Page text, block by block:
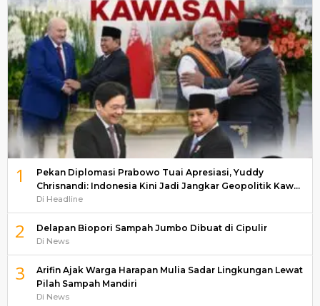
1
Pekan Diplomasi Prabowo Tuai Apresiasi, Yuddy
Chrisnandi: Indonesia Kini Jadi Jangkar Geopolitik Kaw…
Di Headline
2 Delapan Biopori Sampah Jumbo Dibuat di Cipulir
Di News
3
Arifin Ajak Warga Harapan Mulia Sadar Lingkungan Lewat
Pilah Sampah Mandiri
Di News